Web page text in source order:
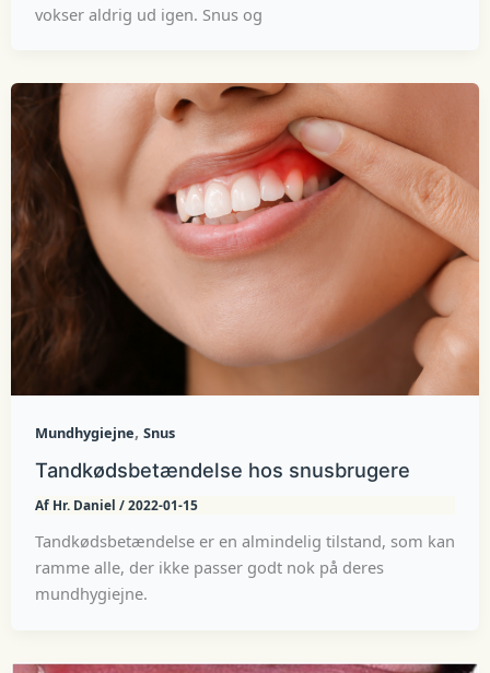
vokser aldrig ud igen. Snus og
Mundhygiejne, Snus
Tandkødsbetændelse hos snusbrugere
Af Hr. Daniel /2022-01-15
Tandkødsbetændelse er en almindelig tilstand, som kan
ramme alle, der ikke passer godt nok på deres
mundhygiejne.